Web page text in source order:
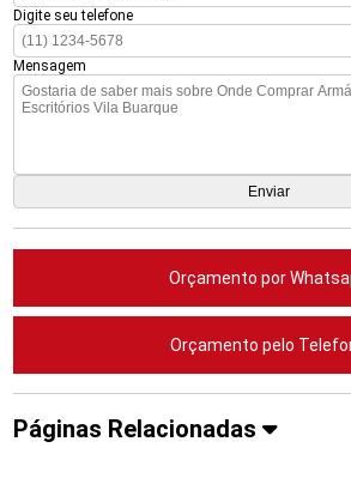
Digite seu telefone
Mensagem
Orçamento por
Orçamento pelo
Páginas Relacionadas